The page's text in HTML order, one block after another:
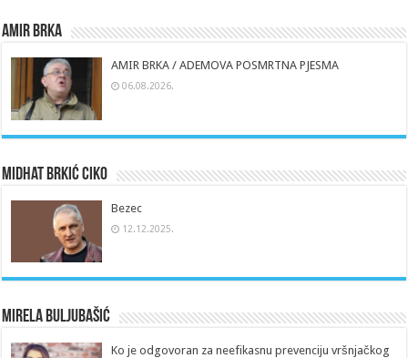
Amir Brka
AMIR BRKA / ADEMOVA POSMRTNA PJESMA
06.08.2026.
Midhat Brkić Ciko
Bezec
12.12.2025.
Mirela Buljubašić
Ko je odgovoran za neefikasnu prevenciju vršnjačkog